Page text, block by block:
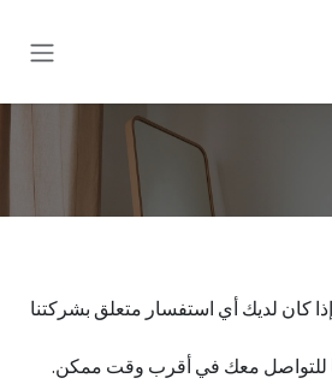
كان لديك أي استفسار متعلق بشركتنا
للتواصل معك في أقرب وقت ممكن.